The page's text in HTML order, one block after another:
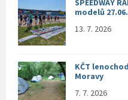
SPEEDWAY
modelů
13. 7. 2026
KČT
Moravy
7. 7. 2026